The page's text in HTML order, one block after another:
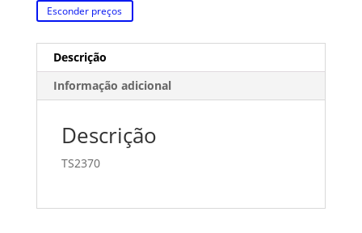
Esconder preços
Descrição
Informação adicional
Descrição
TS2370